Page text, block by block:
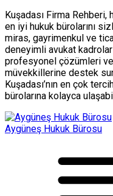
Kuşadası Firma
en iyi hukuk bürolarını
miras, gayrimenkul ve
deneyimli avukat
profesyonel çözümleri
müvekkillerine destek
Kuşadası’nın en çok
bürolarına kolayca
Aygüneş Hukuk Bürosu